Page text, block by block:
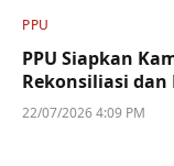
PPU
PPU Siapkan
Rekonsiliasi dan
22/07/2026 4:09 PM